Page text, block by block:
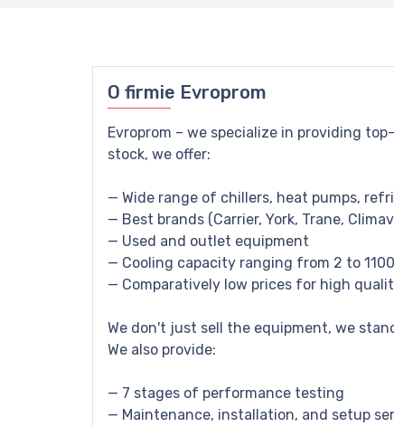
O firmie Evroprom
Evroprom – we specialize in providing
stock, we offer:
— Wide range of chillers, heat pumps,
— Best brands (Carrier, York, Trane,
— Used and outlet equipment
— Cooling capacity ranging from 2 to 1100
— Comparatively low prices for high
We don't just sell the equipment, we
We also provide:
— 7 stages of performance testing
— Maintenance, installation, and setup